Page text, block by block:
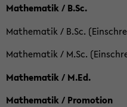
Mathematik / B.Sc.
Mathematik / B.Sc.
Mathematik / M.Sc.
Mathematik / M.Ed.
Mathematik / Promotion